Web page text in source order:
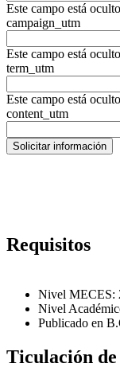
Este campo está
campaign_utm
Este campo está
term_utm
Este campo está
content_utm
Requisitos
Nivel MECES:
Nivel
Publicado en
Ticulación